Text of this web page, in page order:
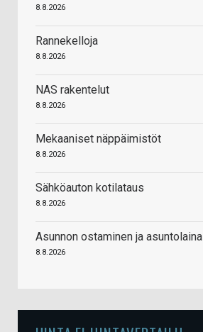
8.8.2026
Rannekelloja
8.8.2026
NAS rakentelut
8.8.2026
Mekaaniset näppäimistöt
8.8.2026
Sähköauton kotilataus
8.8.2026
Asunnon ostaminen ja asuntolaina
8.8.2026